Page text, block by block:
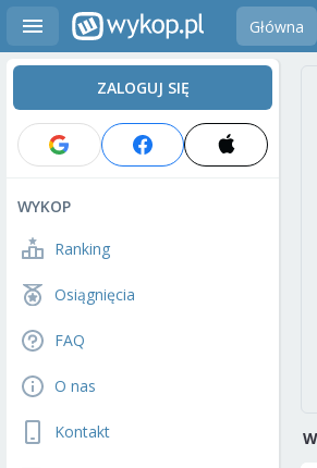
Główna
ZALOGUJ SIĘ
WYKOP
Ranking
Osiągnięcia
FAQ
O nas
Kontakt